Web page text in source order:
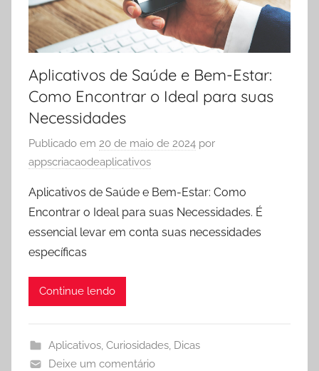
Aplicativos de Saúde e Bem-Estar:
Como Encontrar o Ideal para suas
Necessidades
Publicado em 20 de maio de 2024 por
appscriacaodeaplicativos
Aplicativos de Saúde e Bem-Estar: Como
Encontrar o Ideal para suas Necessidades. É
essencial levar em conta suas necessidades
específicas
Continue lendo
Aplicativos, Curiosidades, Dicas
Deixe um comentário